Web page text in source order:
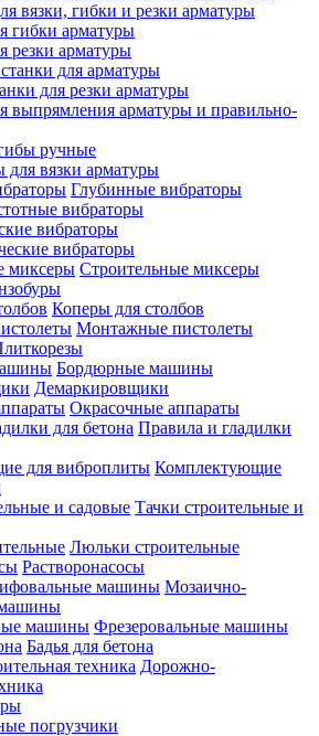
вязки, гибки и резки арматуры
гибки арматуры
резки арматуры
для арматуры
для резки арматуры
выпрямления арматуры и правильно-
ручные
для вязки арматуры
Глубинные вибраторы
вибраторы
вибраторы
вибраторы
Строительные миксеры
Коперы для столбов
Монтажные пистолеты
Бордюрные машины
Демаркировщики
Окрасочные аппараты
Правила и гладилки
Комплектующие
Тачки строительные и
Люльки строительные
Растворонасосы
Мозаично-
Фрезеровальные машины
Бадья для бетона
Дорожно-
погрузчики